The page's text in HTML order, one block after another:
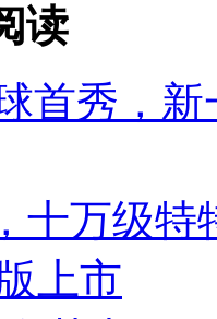
读
首秀，
十万级
上市